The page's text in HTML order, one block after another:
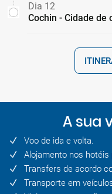
Dia 12
Cochin - Cidade de
A sua
Voo de ida e volta.
Alojamento nos
Transfers de acordo
Transporte em